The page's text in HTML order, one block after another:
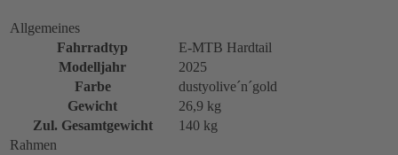
Allgemeines
Fahrradtyp
E-MTB Hardtail
Modelljahr
2025
Farbe
dustyolive´n´gold
Gewicht
26,9 kg
Zul. Gesamtgewicht
140 kg
Rahmen